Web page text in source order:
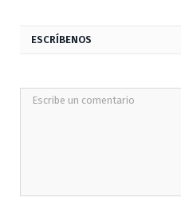
ESCRÍBENOS